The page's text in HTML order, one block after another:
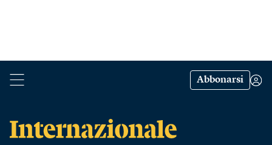
Abbonarsi